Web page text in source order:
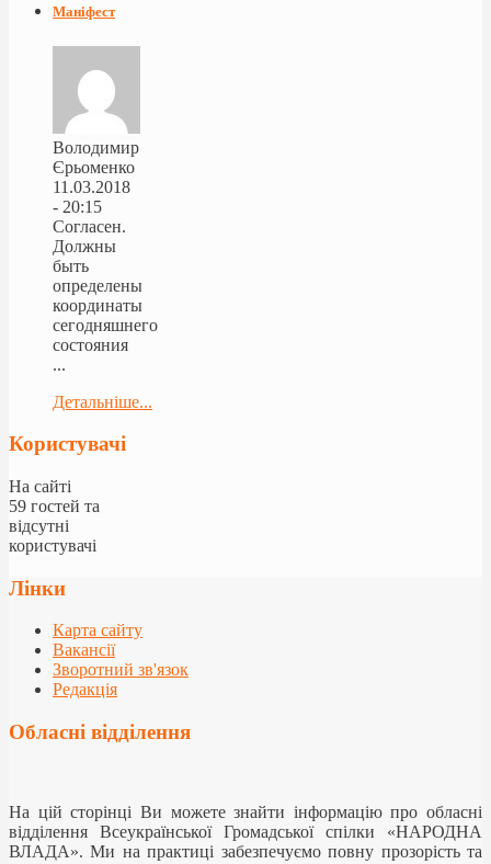
Маніфест
Володимир
Єрьоменко
11.03.2018
- 20:15
Согласен.
Должны
быть
определены
координаты
сегодняшнего
состояния
...
Детальніше...
Користувачі
На сайті
59 гостей та
відсутні
користувачі
Лінки
Карта сайту
Вакансії
Зворотний зв'язок
Редакція
Обласні відділення
На цій сторінці Ви можете знайти інформацію про обласні
відділення Всеукраїнської Громадської спілки «НАРОДНА
ВЛАДА». Ми на практиці забезпечуємо повну прозорість та